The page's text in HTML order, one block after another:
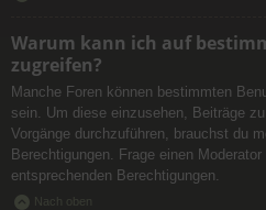
Warum kann ich auf
zugreifen?
Manche Foren können bestimmten
sein. Um diese einzusehen, Beiträge
Vorgänge durchzuführen, brauchst du
Berechtigungen. Frage einen
entsprechenden Berechtigungen.
Nach oben